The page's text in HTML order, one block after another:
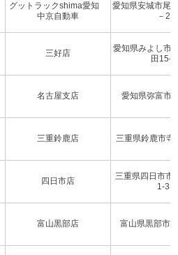
グットラックshima愛知
中京自動車
愛知県安城市尾
－2
三好店
愛知県みよし市
田15-1
名古屋支店 愛知県弥富市
三重鈴鹿店 三重県鈴鹿市寺
四日市店
三重県四日市市
1-3
富山黒部店 富山県黒部市